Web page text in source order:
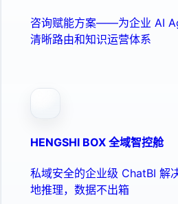
咨询赋能方案——为企业 AI
清晰路由和知识运营体系
HENGSHI BOX 全域智控舱
私域安全的企业级 ChatBI 解
地推理，数据不出箱